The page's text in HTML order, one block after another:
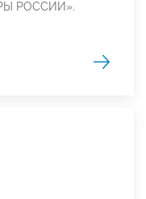
РОССИИ».